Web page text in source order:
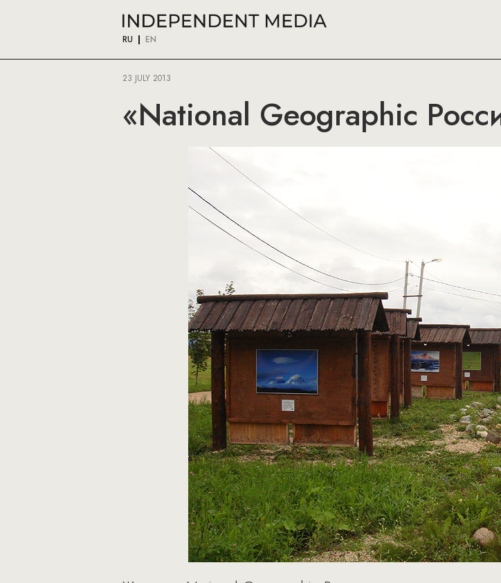
RU EN
23 JULY 2013
«National Geographic